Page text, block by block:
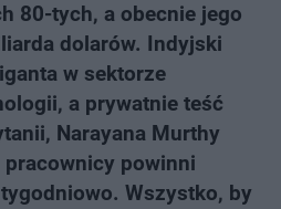
80-tych, a obecnie jego
dolarów. Indyjski
w sektorze
a prywatnie teść
Narayana Murthy
pracownicy powinni
Wszystko, by